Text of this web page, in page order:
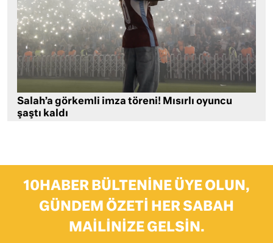
Salah’a görkemli imza töreni! Mısırlı oyuncu
şaştı kaldı
10HABER BÜLTENINE ÜYE OLUN,
GÜNDEM ÖZETI HER SABAH
MAILINIZE GELSIN.